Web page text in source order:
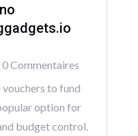
0 Commentaires
to fund
option for
budget control.